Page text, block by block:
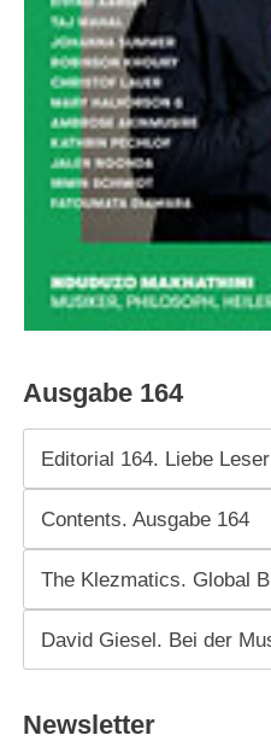
Ausgabe 164
Editorial 164. Liebe
Contents. Ausgabe 164
The Klezmatics. Global
David Giesel. Bei der
Newsletter